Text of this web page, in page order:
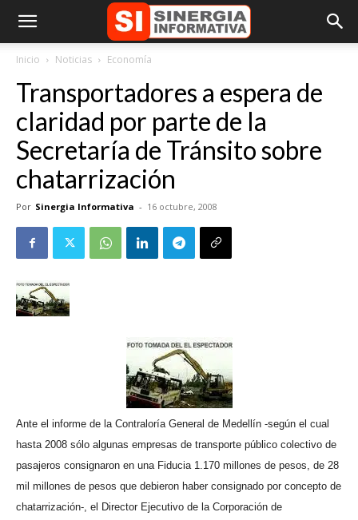
Inicio Noticias Economía
Transportadores a espera de
claridad por parte de la
Secretaría de Tránsito sobre
chatarrización
Por Sinergia Informativa - 16 octubre, 2008
Ante el informe de la Contraloría General de Medellín -según el cual
hasta 2008 sólo algunas empresas de transporte público colectivo de
pasajeros consignaron en una Fiducia 1.170 millones de pesos, de 28
mil millones de pesos que debieron haber consignado por concepto de
chatarrización-, el Director Ejecutivo de la Corporación de